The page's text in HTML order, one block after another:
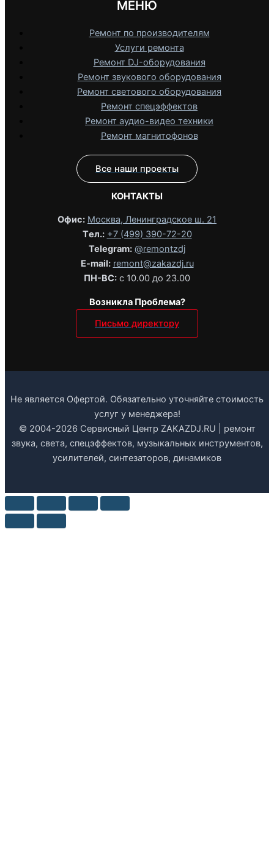
МЕНЮ
Ремонт по производителям
Услуги ремонта
Ремонт DJ-оборудования
Ремонт звукового оборудования
Ремонт светового оборудования
Ремонт спецэффектов
Ремонт аудио-видео техники
Ремонт магнитофонов
Все наши проекты
КОНТАКТЫ
Офис: Москва, Ленинградское ш. 21
Tел.: +7 (499) 390-72-20
Telegram: @remontzdj‬
E-mail: remont@zakazdj.ru
ПН-ВС: с 10.00 до 23.00
Возникла Проблема?
Письмо директору
Не является Офертой. Обязательно уточняйте стоимость
услуг у менеджера!
© 2004-2026 Сервисный Центр ZAKAZDJ.RU | ремонт
звука, света, спецэффектов, музыкальных инструментов,
усилителей, синтезаторов, динамиков